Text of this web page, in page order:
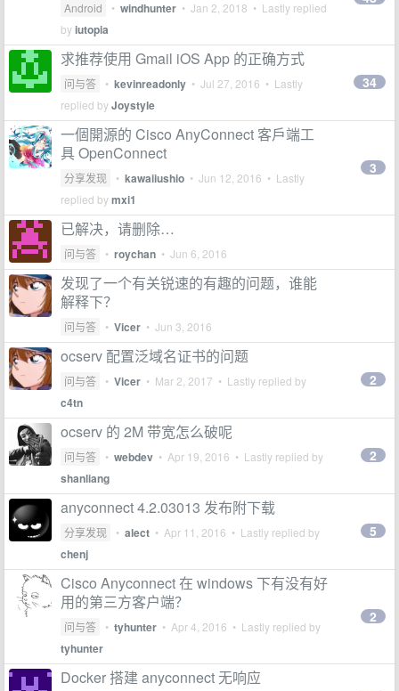
Android • windhunter • Jan 2, 2018 • Lastly replied
byiutopia
求推荐使用 Gmail iOS App 的正确方式
问与答 • kevinreadonly • Jul 27, 2016 • Lastly
replied byJoystyle
34
一個開源的 Cisco AnyConnect 客戶端工
具 OpenConnect
分享发现 • kawaiiushio • Jun 12, 2016 • Lastly
replied bymxi1
3
已解决，请删除…
问与答 • roychan • Jun 6, 2016
发现了一个有关锐速的有趣的问题，谁能
解释下？
问与答 • Vicer • Jun 3, 2016
ocserv 配置泛域名证书的问题
问与答 • Vicer • Mar 2, 2017 • Lastly replied by
c4tn
2
ocserv 的 2M 带宽怎么破呢
问与答 • webdev • Apr 19, 2016 • Lastly replied by
shanliang
2
anyconnect 4.2.03013 发布附下载
分享发现 • alect • Apr 11, 2016 • Lastly replied by
chenj
5
Cisco Anyconnect 在 windows 下有没有好
用的第三方客户端？
问与答 • tyhunter • Apr 4, 2016 • Lastly replied by
tyhunter
2
Docker 搭建 anyconnect 无响应